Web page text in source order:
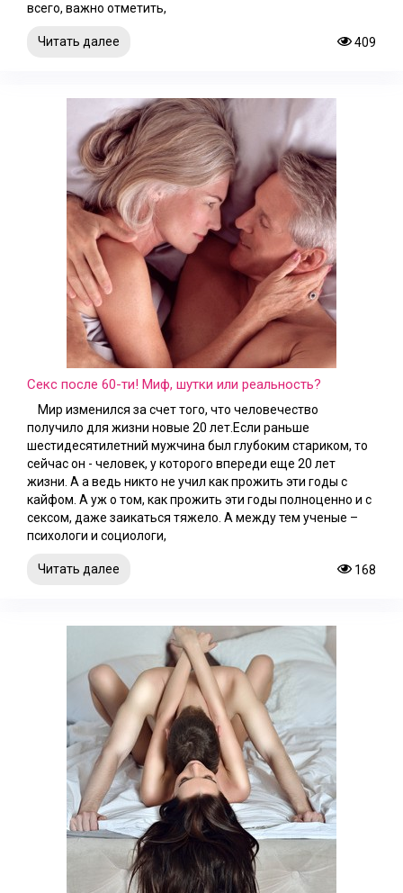
всего, важно отметить,
Читать далее 409
Секс после 60-ти! Миф, шутки или реальность?
Мир изменился за счет того, что человечество
получило для жизни новые 20 лет.Если раньше
шестидесятилетний мужчина был глубоким стариком, то
сейчас он - человек, у которого впереди еще 20 лет
жизни. А а ведь никто не учил как прожить эти годы с
кайфом. А уж о том, как прожить эти годы полноценно и с
сексом, даже заикаться тяжело. А между тем ученые –
психологи и социологи,
Читать далее 168